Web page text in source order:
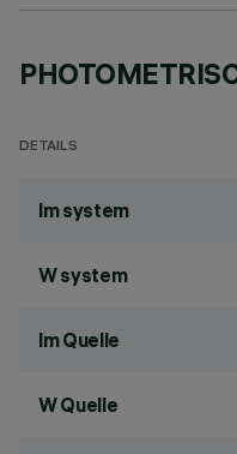
DETAILS
lm system
W system
lm Quelle
W Quelle